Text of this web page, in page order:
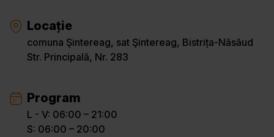
Locație
comuna Şintereag, sat Şintereag, Bistrița-Năsăud
Str. Principală, Nr. 283
Program
L - V: 06:00 – 21:00
S: 06:00 – 20:00